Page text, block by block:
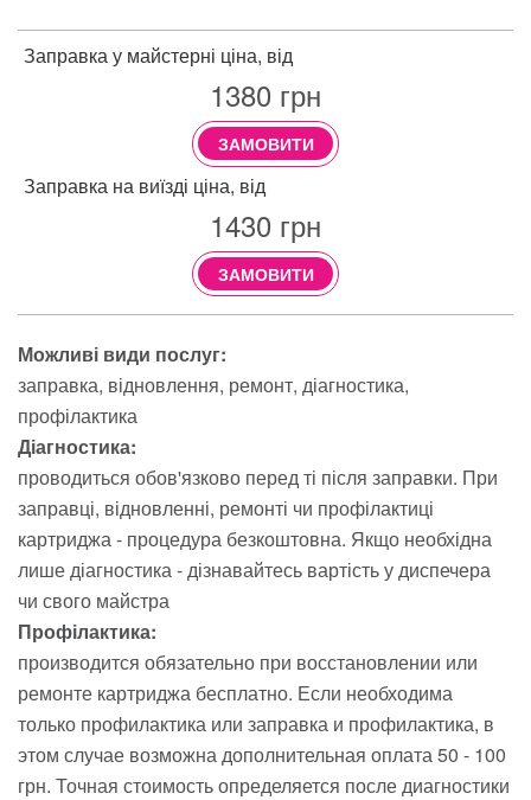
Заправка у майстерні ціна, від
1380 грн
ЗАМОВИТИ
Заправка на виїзді ціна, від
1430 грн
ЗАМОВИТИ
Можливі види послуг:
заправка відновлення ремонт діагностика
профілактика
Діагностика:
проводиться обов'язково перед ті після заправки. При
заправці, відновленні, ремонті чи профілактиці
картриджа - процедура безкоштовна. Якщо необхідна
лише діагностика - дізнавайтесь вартість у диспечера
чи свого майстра
Профілактика:
производится обязательно при восстановлении или
ремонте картриджа бесплатно. Если необходима
только профилактика или заправка и профилактика, в
этом случае возможна дополнительная оплата 50 - 100
грн. Точная стоимость определяется после диагностики